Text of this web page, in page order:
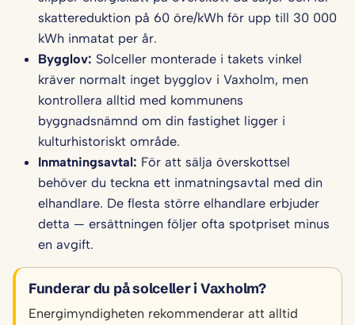
skattereduktion på 60 öre/kWh för upp till 30 000
kWh inmatat per år.
Bygglov: Solceller monterade i takets vinkel
kräver normalt inget bygglov i Vaxholm, men
kontrollera alltid med kommunens
byggnadsnämnd om din fastighet ligger i
kulturhistoriskt område.
Inmatningsavtal: För att sälja överskottsel
behöver du teckna ett inmatningsavtal med din
elhandlare. De flesta större elhandlare erbjuder
detta — ersättningen följer ofta spotpriset minus
en avgift.
Funderar du på solceller i Vaxholm?
Energimyndigheten rekommenderar att alltid